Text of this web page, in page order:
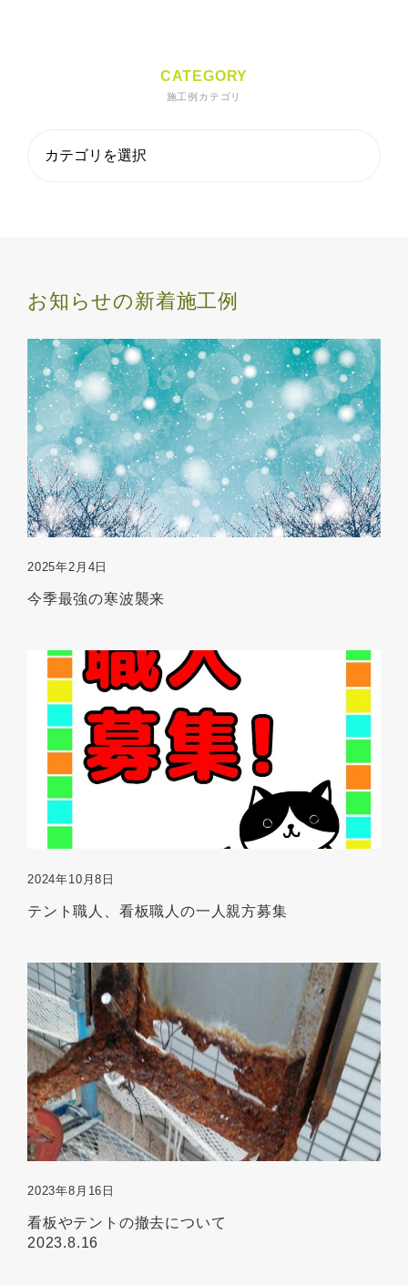
CATEGORY
施工例カテゴリ
お知らせの新着施工例
2025年2月4日
今季最強の寒波襲来
2024年10月8日
テント職人、看板職人の一人親方募集
2023年8月16日
看板やテントの撤去について
2023.8.16